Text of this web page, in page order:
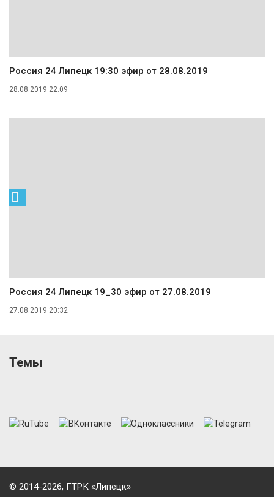
Россия 24 Липецк 19:30 эфир от 28.08.2019
28.08.2019 22:09
Россия 24 Липецк 19_30 эфир от 27.08.2019
27.08.2019 20:32
Темы
© 2014-2026, ГТРК «Липецк»